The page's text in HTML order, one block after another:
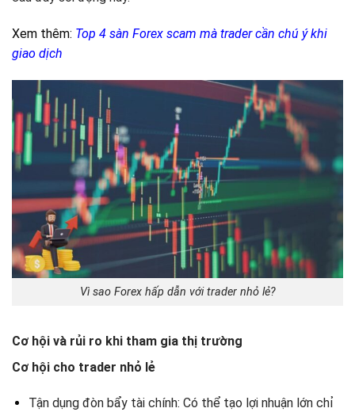
Xem thêm: Top 4 sàn Forex scam mà trader cần chú ý khi
giao dịch
Vì sao Forex hấp dẫn với trader nhỏ lẻ?
Cơ hội và rủi ro khi tham gia thị trường
Cơ hội cho trader nhỏ lẻ
Tận dụng đòn bẩy tài chính: Có thể tạo lợi nhuận lớn chỉ